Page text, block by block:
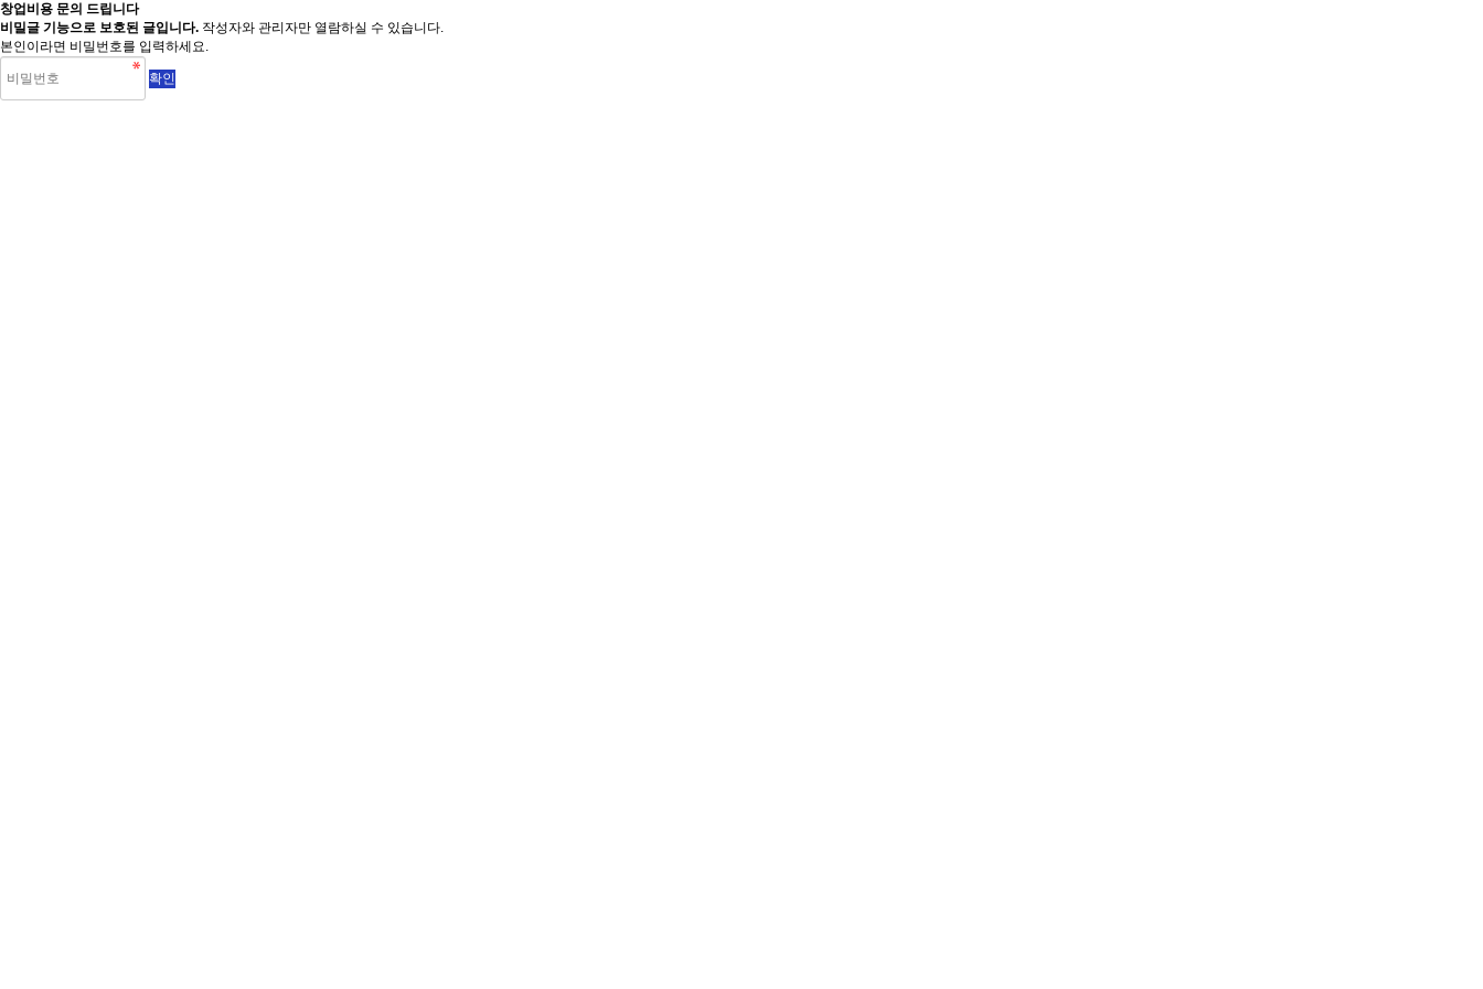
창업비용 문의 드립니다
비밀글 기능으로 보호된 글입니다. 작성자와 관리자만 열람하실 수 있습니다.
본인이라면 비밀번호를 입력하세요.